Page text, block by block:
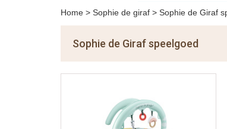
Home > Sophie de giraf > Sophie de Giraf
Sophie de Giraf speelgoed